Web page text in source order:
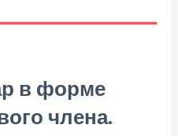
в форме
члена.